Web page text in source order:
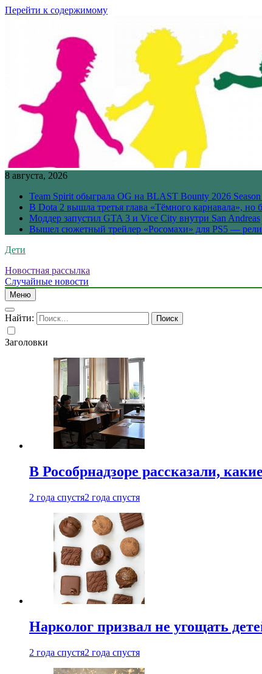
Перейти к содержимому
8 августа, 2026
Team Spirit обыграла OG на BLAST Bounty 2026
В Dota 2 вышла третья глава «Тёмного карнавала», но
Моддер запустил GTA 3 и Vice City внутри San Andreas
Вышел сюжетный трейлер «Росомахи» для PS5 —
Дети
Новостная рассылка
Случайные новости
Меню
Найти:
Заголовки
В Рособрнадзоре рассказали,
2 года спустя2 года спустя
Нарколог призвал не угощать
2 года спустя2 года спустя